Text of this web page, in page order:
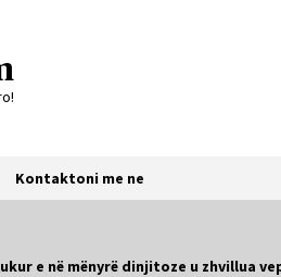
Kontaktoni me ne
e në mënyrë dinjitoze u zhvillua